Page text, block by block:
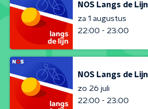
NOS Langs de Lijn
za 1 augustus
22:00 - 23:00
NOS Langs de Lijn
zo 26 juli
22:00 - 23:00